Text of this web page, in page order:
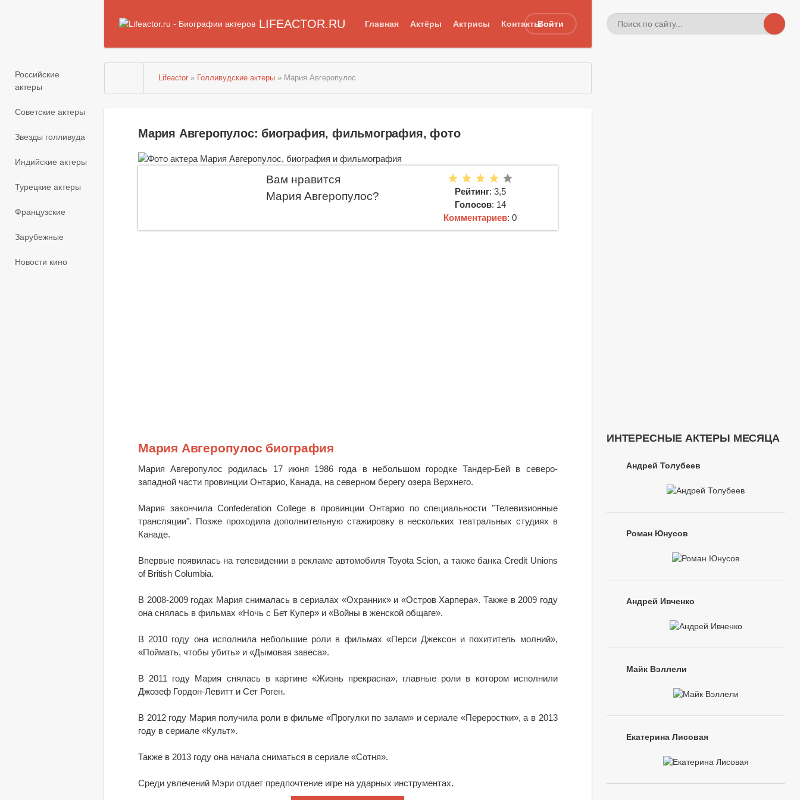
LIFEACTOR.RU Главная Актёры Актрисы КонтактыВойти
Российские
актеры
Советские актеры
Звезды голливуда
Индийские актеры
Турецкие актеры
Французские
Зарубежные
Новости кино
Lifeactor » Голливудские актеры » Мария Авгеропулос
Мария Авгеропулос: биография, фильмография, фото
Вам нравится
Мария Авгеропулос?
Рейтинг: 3,5
Голосов: 14
Комментариев: 0
Мария Авгеропулос биография
Мария Авгеропулос родилась 17 июня 1986 года в небольшом городке Тандер-Бей в северо-
западной части провинции Онтарио, Канада, на северном берегу озера Верхнего.
Мария закончила Confederation College в провинции Онтарио по специальности "Телевизионные
трансляции". Позже проходила дополнительную стажировку в нескольких театральных студиях в
Канаде.
Впервые появилась на телевидении в рекламе автомобиля Toyota Scion, а также банка Credit Unions
of British Columbia.
В 2008-2009 годах Мария снималась в сериалах «Охранник» и «Остров Харпера». Также в 2009 году
она снялась в фильмах «Ночь с Бет Купер» и «Войны в женской общаге».
В 2010 году она исполнила небольшие роли в фильмах «Перси Джексон и похититель молний»,
«Поймать, чтобы убить» и «Дымовая завеса».
В 2011 году Мария снялась в картине «Жизнь прекрасна», главные роли в котором исполнили
Джозеф Гордон-Левитт и Сет Роген.
В 2012 году Мария получила роли в фильме «Прогулки по залам» и сериале «Переростки», а в 2013
году в сериале «Культ».
Также в 2013 году она начала сниматься в сериале «Сотня».
Среди увлечений Мэри отдает предпочтение игре на ударных инструментах.
ИНТЕРЕСНЫЕ АКТЕРЫ МЕСЯЦА
Андрей Толубеев
Роман Юнусов
Андрей Ивченко
Майк Вэллели
Екатерина Лисовая